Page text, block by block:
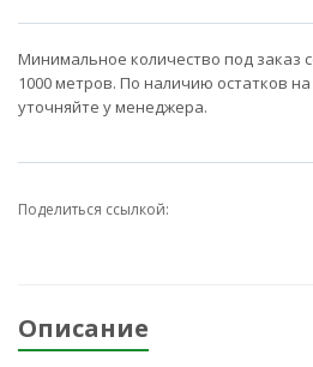
Минимальное количество под заказ
1000 метров. По наличию остатков
уточняйте у менеджера.
Поделиться ссылкой:
Описание